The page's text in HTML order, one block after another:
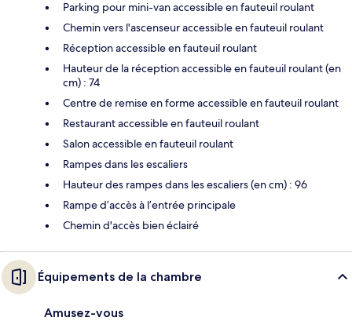
Parking pour mini-van accessible en fauteuil roulant
Chemin vers l'ascenseur accessible en fauteuil roulant
Réception accessible en fauteuil roulant
Hauteur de la réception accessible en fauteuil roulant (en
cm) : 74
Centre de remise en forme accessible en fauteuil roulant
Restaurant accessible en fauteuil roulant
Salon accessible en fauteuil roulant
Rampes dans les escaliers
Hauteur des rampes dans les escaliers (en cm) : 96
Rampe d’accès à l’entrée principale
Chemin d'accès bien éclairé
Équipements de la chambre
Amusez-vous